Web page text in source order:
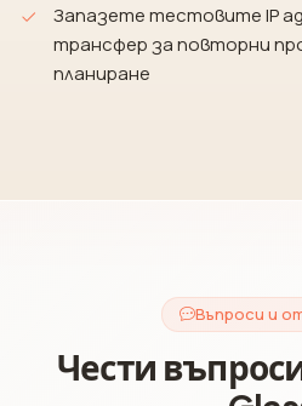
Запазете тестовите IP
трансфер за повторни
планиране
Въпроси и
Чести